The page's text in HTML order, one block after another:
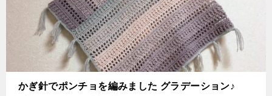
かぎ針でポンチョを編みました グラデーション♪